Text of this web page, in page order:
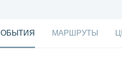
МАРШРУТЫ